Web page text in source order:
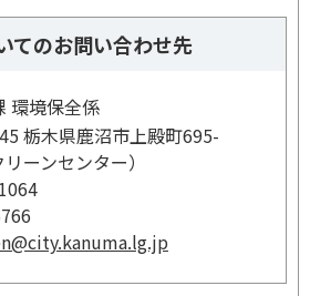
てのお問い合わせ先
環境保全係
栃木県鹿沼市上殿町695-
ーンセンター）